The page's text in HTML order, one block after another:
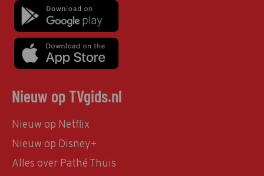
Nieuw op TVgids.nl
Nieuw op Netflix
Nieuw op Disney+
Alles over Pathé Thuis